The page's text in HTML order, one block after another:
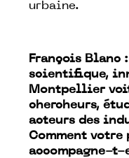
urbaine.
François
scientifique,
Montpellier
chercheurs,
acteurs des
Comment
accompagne-t-